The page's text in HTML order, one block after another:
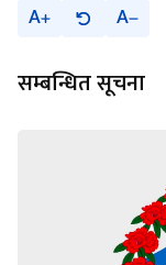
A A
सम्बन्धित सूचना